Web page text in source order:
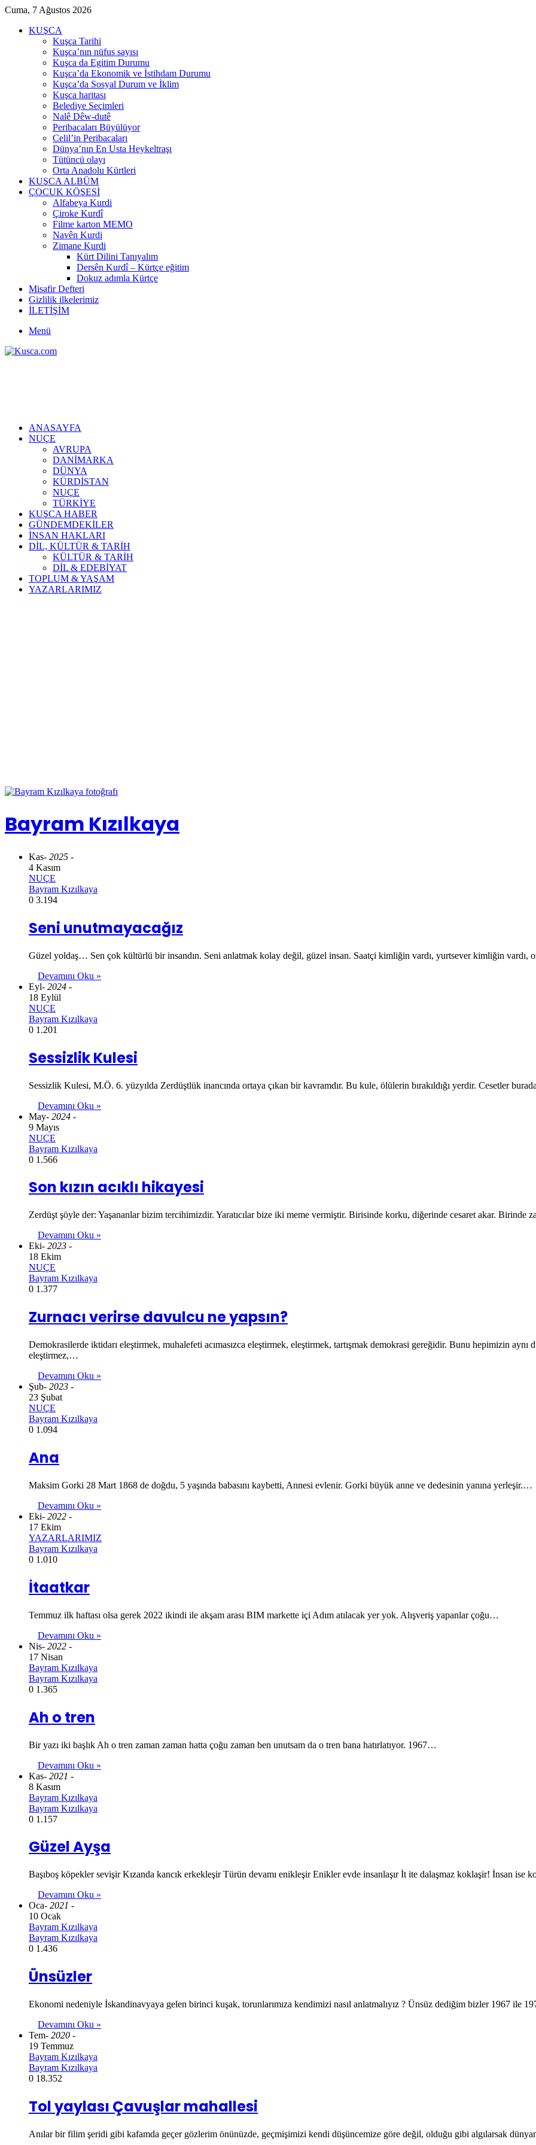
Cuma, 7 Ağustos 2026
KUŞCA
Kuşca Tarihi
Kuşca’nın nüfus sayısı
Kuşca da Egitim Durumu
Kuşca’da Ekonomik ve İstihdam Durumu
Kuşca’da Sosyal Durum ve İklim
Kuşca haritası
Belediye Seçimleri
Nalê Dêw-dutê
Peribacaları Büyülüyor
Celil’in Peribacaları
Dünya’nın En Usta Heykeltraşı
Tütüncü olayı
Orta Anadolu Kürtleri
KUŞCA ALBÜM
ÇOCUK KÖŞESİ
Alfabeya Kurdi
Çiroke Kurdî
Filme karton MEMO
Navên Kurdi
Zimane Kurdi
Kürt Dilini Tanıyalım
Dersên Kurdî – Kürtçe eğitim
Dokuz adımla Kürtçe
Misafir Defteri
Gizlilik ilkelerimiz
İLETİŞİM
Menü
ANASAYFA
NUÇE
AVRUPA
DANİMARKA
DÜNYA
KÜRDİSTAN
NUÇE
TÜRKİYE
KUŞCA HABER
GÜNDEMDEKİLER
İNSAN HAKLARI
DİL, KÜLTÜR & TARİH
KÜLTÜR & TARİH
DİL & EDEBİYAT
TOPLUM & YAŞAM
YAZARLARIMIZ
Bayram Kızılkaya
Kas- 2025 -
4 Kasım
NUÇE
Bayram Kızılkaya
0 3.194
Seni unutmayacağız
Güzel yoldaş… Sen çok kültürlü bir insandın. Seni anlatmak kolay değil, güzel insan. Saatçi kimliğin vardı, yurtsever kimliğin vardı,
Devamını Oku »
Eyl- 2024 -
18 Eylül
NUÇE
Bayram Kızılkaya
0 1.201
Sessizlik Kulesi
Sessizlik Kulesi, M.Ö. 6. yüzyılda Zerdüştlük inancında ortaya çıkan bir kavramdır. Bu kule, ölülerin bırakıldığı yerdir. Cesetler
Devamını Oku »
May- 2024 -
9 Mayıs
NUÇE
Bayram Kızılkaya
0 1.566
Son kızın acıklı hikayesi
Zerdüşt şöyle der: Yaşananlar bizim tercihimizdir. Yaratıcılar bize iki meme vermiştir. Birisinde korku, diğerinde cesaret akar. Birinde
Devamını Oku »
Eki- 2023 -
18 Ekim
NUÇE
Bayram Kızılkaya
0 1.377
Zurnacı verirse davulcu ne yapsın?
Demokrasilerde iktidarı eleştirmek, muhalefeti acımasızca eleştirmek, eleştirmek, tartışmak demokrasi gereğidir. Bunu hepimizin
eleştirmez,…
Devamını Oku »
Şub- 2023 -
23 Şubat
NUÇE
Bayram Kızılkaya
0 1.094
Ana
Maksim Gorki 28 Mart 1868 de doğdu, 5 yaşında babasını kaybetti, Annesi evlenir. Gorki büyük anne ve dedesinin yanına yerleşir.…
Devamını Oku »
Eki- 2022 -
17 Ekim
YAZARLARIMIZ
Bayram Kızılkaya
0 1.010
İtaatkar
Temmuz ilk haftası olsa gerek 2022 ikindi ile akşam arası BIM markette içi Adım atılacak yer yok. Alışveriş yapanlar çoğu…
Devamını Oku »
Nis- 2022 -
17 Nisan
Bayram Kızılkaya
Bayram Kızılkaya
0 1.365
Ah o tren
Bir yazı iki başlık Ah o tren zaman zaman hatta çoğu zaman ben unutsam da o tren bana hatırlatıyor. 1967…
Devamını Oku »
Kas- 2021 -
8 Kasım
Bayram Kızılkaya
Bayram Kızılkaya
0 1.157
Güzel Ayşa
Başıboş köpekler sevişir Kızanda kancık erkekleşir Türün devamı enikleşir Enikler evde insanlaşır İt ite dalaşmaz koklaşir! İnsan ise
Devamını Oku »
Oca- 2021 -
10 Ocak
Bayram Kızılkaya
Bayram Kızılkaya
0 1.436
Ünsüzler
Ekonomi nedeniyle İskandinavyaya gelen birinci kuşak, torunlarımıza kendimizi nasıl anlatmalıyız ? Ünsüz dediğim bizler 1967 ile
Devamını Oku »
Tem- 2020 -
19 Temmuz
Bayram Kızılkaya
Bayram Kızılkaya
0 18.352
Tol yaylası Çavuşlar mahallesi
Anılar bir filim şeridi gibi kafamda geçer gözlerim önünüzde, geçmişimizi kendi düşüncemize göre değil, olduğu gibi algılarsak